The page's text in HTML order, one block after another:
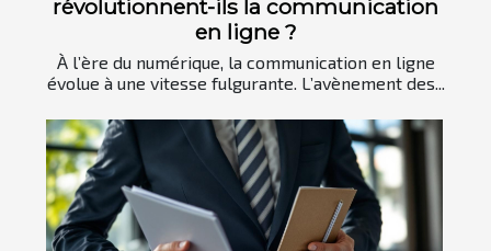
révolutionnent-ils la communication
en ligne ?
À l’ère du numérique, la communication en ligne
évolue à une vitesse fulgurante. L’avènement des...